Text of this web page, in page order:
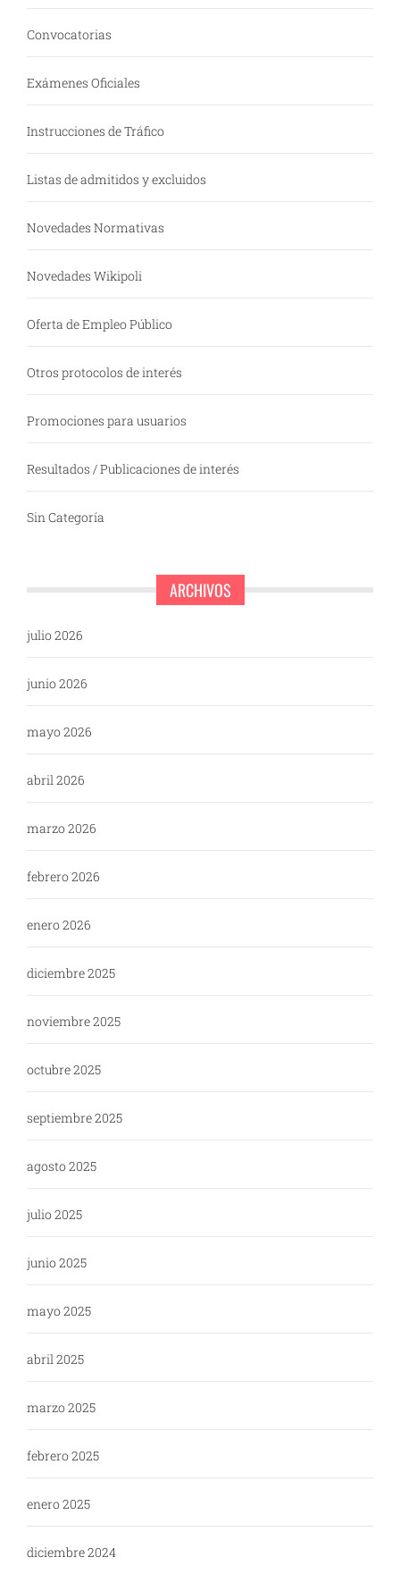
Convocatorias
Exámenes Oficiales
Instrucciones de Tráfico
Listas de admitidos y excluidos
Novedades Normativas
Novedades Wikipoli
Oferta de Empleo Público
Otros protocolos de interés
Promociones para usuarios
Resultados / Publicaciones de interés
Sin Categoría
ARCHIVOS
julio 2026
junio 2026
mayo 2026
abril 2026
marzo 2026
febrero 2026
enero 2026
diciembre 2025
noviembre 2025
octubre 2025
septiembre 2025
agosto 2025
julio 2025
junio 2025
mayo 2025
abril 2025
marzo 2025
febrero 2025
enero 2025
diciembre 2024